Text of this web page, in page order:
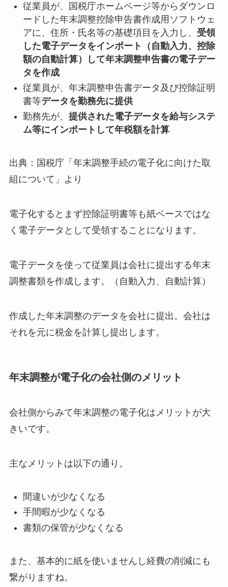
従業員が、国税庁ホームページ等からダウンロ
ードした年末調整控除申告書作成用ソフトウェ
アに、住所・氏名等の基礎項目を入力し、 受領
した電子データをインポート（自動入力、控除
額の自動計算）して年末調整申告書の電子デー
タを作成
従業員が、年末調整申告書データ及び控除証明
書等データを勤務先に提供
勤務先が、 提供された電子データを給与システ
ム等にインポートして年税額を計算
出典：国税庁「年末調整手続の電子化に向けた取
組について」より
電子化するとまず控除証明書等も紙ベースではな
く電子データとして受領することになります。
電子データを使って従業員は会社に提出する年末
調整書類を作成します。（自動入力、自動計算）
作成した年末調整のデータを会社に提出。会社は
それを元に税金を計算し提出します。
年末調整が電子化の会社側のメリット
会社側からみて年末調整の電子化はメリットが大
きいです。
主なメリットは以下の通り。
間違いが少なくなる
手間暇が少なくなる
書類の保管が少なくなる
また、基本的に紙を使いませんし経費の削減にも
繋がりますね。